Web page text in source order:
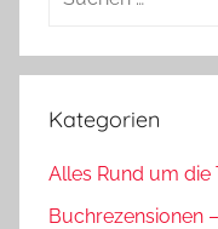
Kategorien
Alles Rund um die
Buchrezensionen